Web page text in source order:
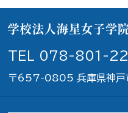
TEL 078-801-
〒657-0805 兵庫県神